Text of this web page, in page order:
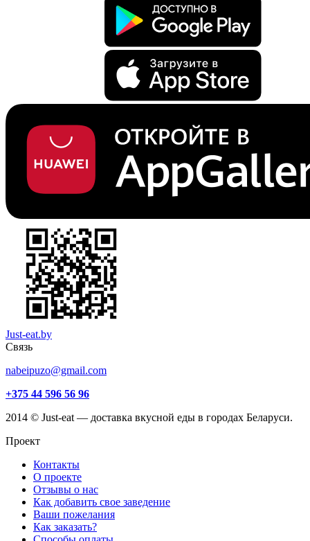
Just-eat.by
Связь
nabeipuzo@gmail.com
+375 44 596 56 96
2014 © Just-eat — доставка вкусной еды в городах Беларуси.
Проект
Контакты
О проекте
Отзывы о нас
Как добавить свое заведение
Ваши пожелания
Как заказать?